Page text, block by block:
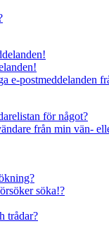
e-postmeddelanden
för något?
från min vän-
söka!?
trådar?